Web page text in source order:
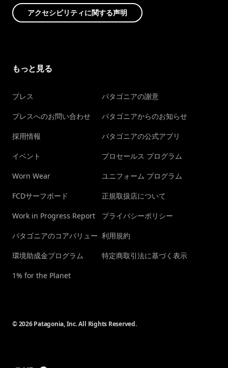
アクセシビリティに関する声明
もっと見る
プレス
プレスへのお問い合わせ
採用情報
イベント
Worn Wear
FCDサーフボード
Work in Progress Report
パタゴニアのコアバリュー
環境助成金プログラム
1% for the Planet
パタゴニアの謝意
パタゴニアからのお知らせ
パタゴニアの公式アプリ
プロセールス プログラム
ユニフォーム プログラム
正規取扱店について
プライバシーポリシー
利用規約
特定商取引法に基づく表示
© 2026 Patagonia, Inc. All Rights Reserved.